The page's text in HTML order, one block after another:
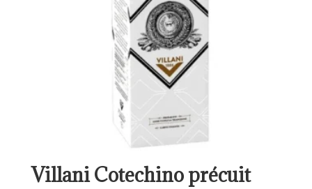
Villani Cotechino précuit